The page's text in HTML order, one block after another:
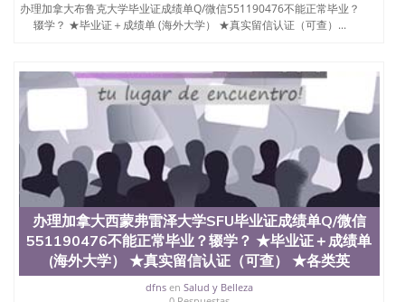
办理加拿大布鲁克大学毕业证成绩单Q/微信551190476不能正常毕业？
辍学？ ★毕业证＋成绩单 (海外大学） ★真实留信认证（可查）...
办理加拿大西蒙弗雷泽大学SFU毕业证成绩单Q/微信
551190476不能正常毕业？辍学？ ★毕业证＋成绩单
(海外大学） ★真实留信认证（可查） ★各类英
dfnsen Salud y Belleza